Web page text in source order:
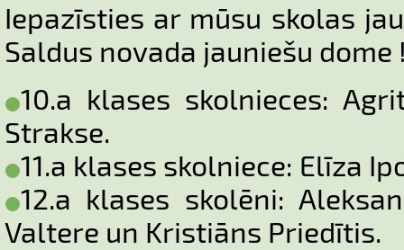
Iepazīsties ar mūsu skolas
Saldus novada jauniešu dome
10.a klases skolnieces:
Strakse.
11.a klases skolniece: Elīza
12.a klases skolēni:
Valtere un Kristiāns Priedītis.